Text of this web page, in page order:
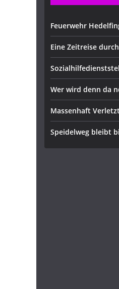
Feuerwehr
Eine Zeitreise
Wer wird denn da
Massenhaft
Speidelweg bleibt